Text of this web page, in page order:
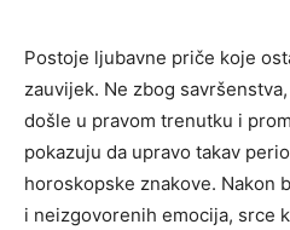
Postoje ljubavne priče koje
zauvijek. Ne zbog
došle u pravom trenutku i
pokazuju da upravo takav
horoskopske znakove. Nakon
i neizgovorenih emocija, srce